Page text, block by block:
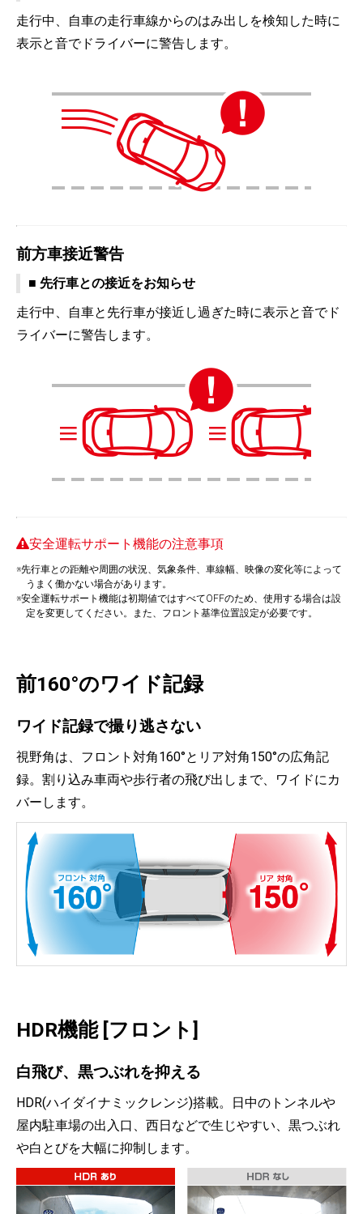
走行中、自車の走行車線からのはみ出しを検知した時に
表示と音でドライバーに警告します。
前方車接近警告
■ 先行車との接近をお知らせ
走行中、自車と先行車が接近し過ぎた時に表示と音でド
ライバーに警告します。
安全運転サポート機能の注意事項
※先行車との距離や周囲の状況、気象条件、車線幅、映像の変化等によって
うまく働かない場合があります。
※安全運転サポート機能は初期値ではすべてOFFのため、使用する場合は設
定を変更してください。また、フロント基準位置設定が必要です。
前160°のワイド記録
ワイド記録で撮り逃さない
視野角は、フロント対角160°とリア対角150°の広角記
録。割り込み車両や歩行者の飛び出しまで、ワイドにカ
バーします。
HDR機能 [フロント]
白飛び、黒つぶれを抑える
HDR(ハイダイナミックレンジ)搭載。日中のトンネルや
屋内駐車場の出入口、西日などで生じやすい、黒つぶれ
や白とびを大幅に抑制します。